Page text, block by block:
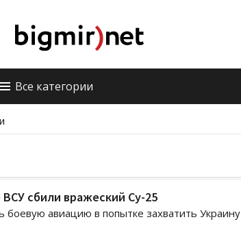
Все категории
сбили вражеский Су-25
боевую авиацию в попытке захватить Украину